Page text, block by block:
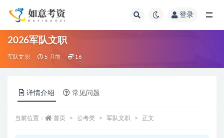
登录
2026军队文职
军队文职 5 月前 16
详情介绍 常见问题
当前位置： 首页 公考类 军队文职 正文